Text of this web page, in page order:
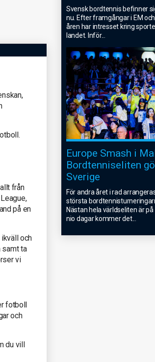
från
på en
och
samt ta
vi
fotboll
och
du vill
Svensk bordtennis befinner
nu. Efter framgångar i EM
åren har intresset kring
landet. Inför...
Europe Smash i
Bordtenniseliten
Sverige
För andra året i rad
största
Nästan hela världseliten är
nio dagar kommer det...